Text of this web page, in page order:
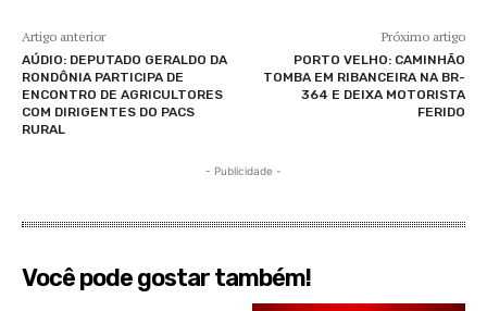
Artigo anterior
AÚDIO: DEPUTADO GERALDO DA
RONDÔNIA PARTICIPA DE
ENCONTRO DE AGRICULTORES
COM DIRIGENTES DO PACS
RURAL
Próximo artigo
PORTO VELHO: CAMINHÃO
TOMBA EM RIBANCEIRA NA BR-
364 E DEIXA MOTORISTA
FERIDO
- Publicidade -
Você pode gostar também!